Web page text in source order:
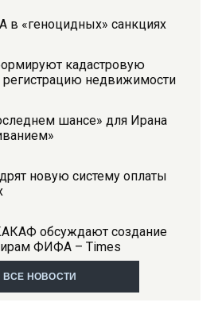
в «геноцидных» санкциях
кадастровую
регистрацию недвижимости
шансе» для Ирана
новую систему оплаты
обсуждают создание
ФИФА – Times
ВСЕ НОВОСТИ